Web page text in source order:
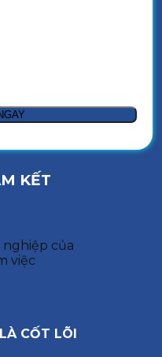
KẾT
của
việc
CỐT LÕI